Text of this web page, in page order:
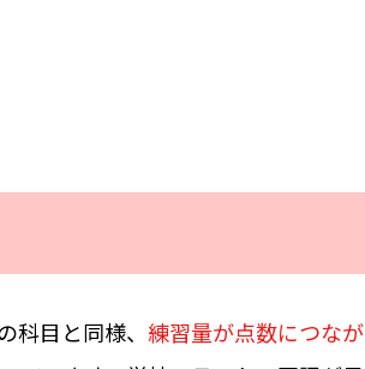
目と同様、 練習量が点数につなが